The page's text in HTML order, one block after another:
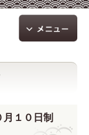
１０日制